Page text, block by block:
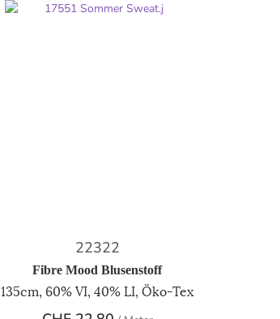
22322
Fibre Mood Blusenstoff
135cm, 60% VI, 40% LI, Öko-Tex